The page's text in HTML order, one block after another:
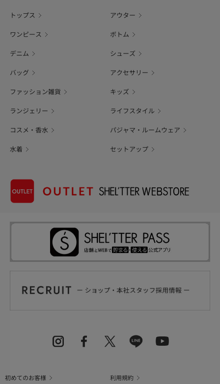
トップス アウター
ワンピース ボトム
デニム シューズ
バッグ アクセサリー
ファッション雑貨 キッズ
ランジェリー ライフスタイル
コスメ・香水 パジャマ・ルームウェア
水着 セットアップ
初めてのお客様 利用規約